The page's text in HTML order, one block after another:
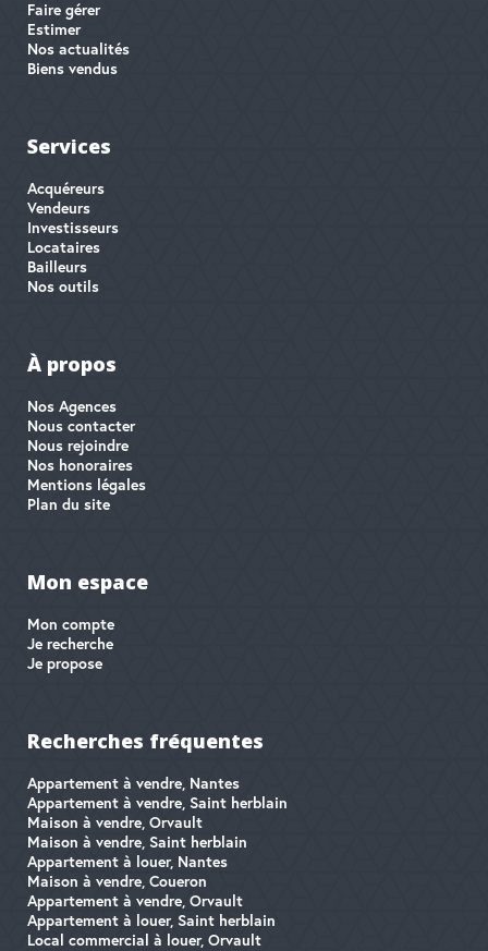
Faire gérer
Estimer
Nos actualités
Biens vendus
Services
Acquéreurs
Vendeurs
Investisseurs
Locataires
Bailleurs
Nos outils
À propos
Nos Agences
Nous contacter
Nous rejoindre
Nos honoraires
Mentions légales
Plan du site
Mon espace
Mon compte
Je recherche
Je propose
Recherches fréquentes
Appartement à vendre, Nantes
Appartement à vendre, Saint herblain
Maison à vendre, Orvault
Maison à vendre, Saint herblain
Appartement à louer, Nantes
Maison à vendre, Coueron
Appartement à vendre, Orvault
Appartement à louer, Saint herblain
Local commercial à louer, Orvault